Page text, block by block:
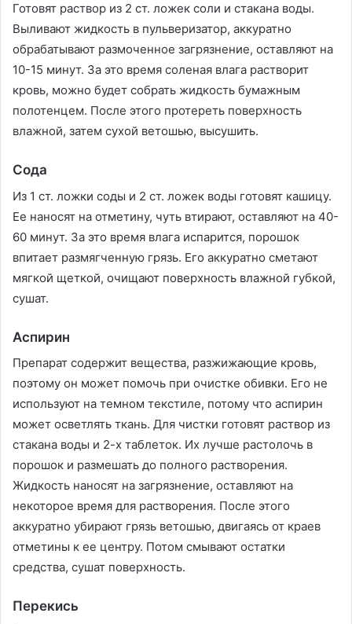
Готовят раствор из 2 ст. ложек соли и стакана воды.
Выливают жидкость в пульверизатор, аккуратно
обрабатывают размоченное загрязнение, оставляют на
10-15 минут. За это время соленая влага растворит
кровь, можно будет собрать жидкость бумажным
полотенцем. После этого протереть поверхность
влажной, затем сухой ветошью, высушить.
Сода
Из 1 ст. ложки соды и 2 ст. ложек воды готовят кашицу.
Ее наносят на отметину, чуть втирают, оставляют на 40-
60 минут. За это время влага испарится, порошок
впитает размягченную грязь. Его аккуратно сметают
мягкой щеткой, очищают поверхность влажной губкой,
сушат.
Аспирин
Препарат содержит вещества, разжижающие кровь,
поэтому он может помочь при очистке обивки. Его не
используют на темном текстиле, потому что аспирин
может осветлять ткань. Для чистки готовят раствор из
стакана воды и 2-х таблеток. Их лучше растолочь в
порошок и размешать до полного растворения.
Жидкость наносят на загрязнение, оставляют на
некоторое время для растворения. После этого
аккуратно убирают грязь ветошью, двигаясь от краев
отметины к ее центру. Потом смывают остатки
средства, сушат поверхность.
Перекись